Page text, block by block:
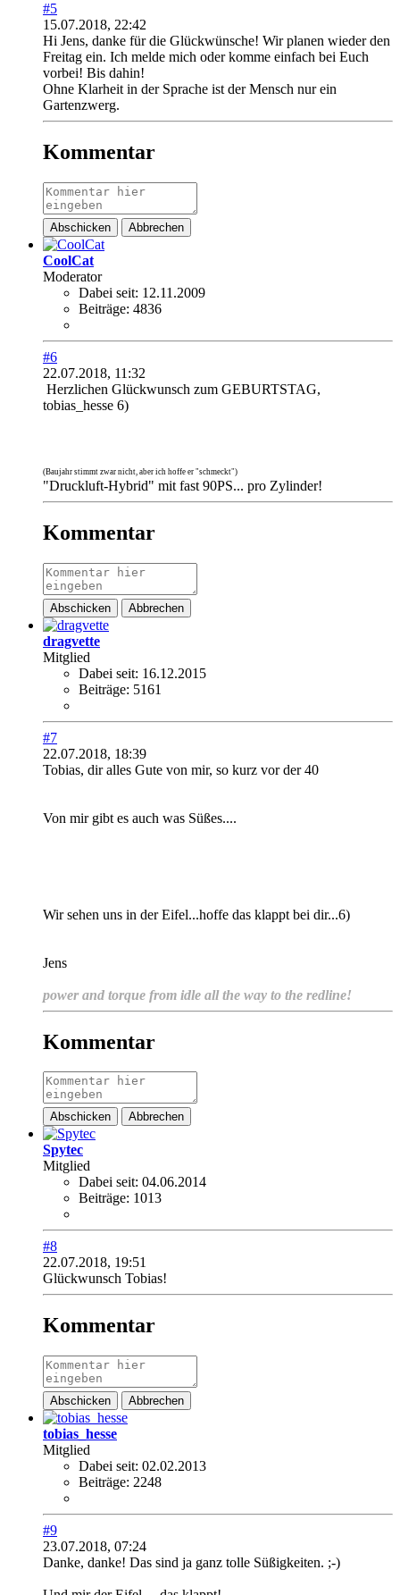
#5
15.07.2018, 22:42
Hi Jens, danke für die Glückwünsche! Wir planen wieder den
Freitag ein. Ich melde mich oder komme einfach bei Euch
vorbei! Bis dahin!
Ohne Klarheit in der Sprache ist der Mensch nur ein
Gartenzwerg.
Kommentar
Abschicken Abbrechen
CoolCat
Moderator
Dabei seit: 12.11.2009
Beiträge: 4836
#6
22.07.2018, 11:32
Herzlichen Glückwunsch zum GEBURTSTAG,
tobias_hesse 6)
(Baujahr stimmt zwar nicht, aber ich hoffe er "schmeckt")
"Druckluft-Hybrid" mit fast 90PS... pro Zylinder!
Kommentar
Abschicken Abbrechen
dragvette
Mitglied
Dabei seit: 16.12.2015
Beiträge: 5161
#7
22.07.2018, 18:39
Tobias, dir alles Gute von mir, so kurz vor der 40
Von mir gibt es auch was Süßes....
Wir sehen uns in der Eifel...hoffe das klappt bei dir...6)
Jens
power and torque from idle all the way to the redline!
Kommentar
Abschicken Abbrechen
Spytec
Mitglied
Dabei seit: 04.06.2014
Beiträge: 1013
#8
22.07.2018, 19:51
Glückwunsch Tobias!
Kommentar
Abschicken Abbrechen
tobias_hesse
Mitglied
Dabei seit: 02.02.2013
Beiträge: 2248
#9
23.07.2018, 07:24
Danke, danke! Das sind ja ganz tolle Süßigkeiten. ;-)